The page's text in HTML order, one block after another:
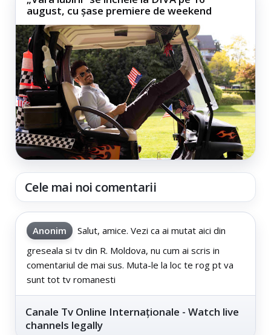
august, cu șase premiere de weekend
Cele mai noi comentarii
Anonim
Salut, amice. Vezi ca ai mutat aici din
greseala si tv din R. Moldova, nu cum ai scris in
comentariul de mai sus. Muta-le la loc te rog pt va
sunt tot tv romanesti
Canale Tv Online Internaționale - Watch live
channels legally